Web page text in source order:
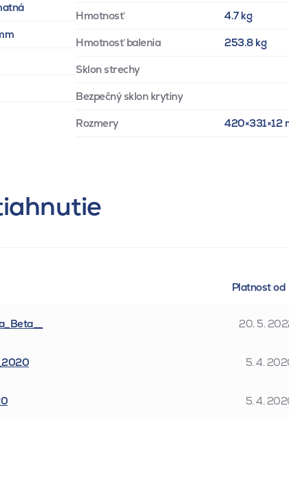
Hmotnosť 4.7 kg
Hmotnosť balenia 253.8 kg
Sklon strechy
Bezpečný sklon krytiny
Rozmery 420×331×12
Platnost od
20. 5.
5. 4.
5. 4.